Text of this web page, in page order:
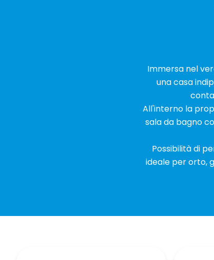
Immersa nel
una casa
All'interno la
sala da bagno
Possibilità di
ideale per orto,